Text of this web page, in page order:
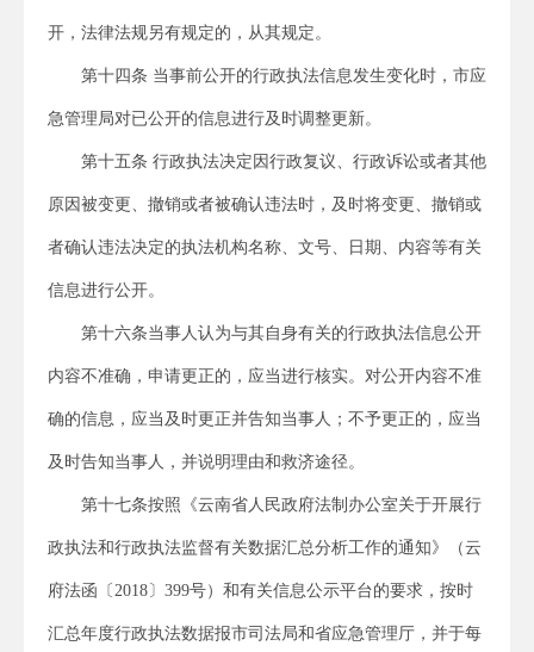
开，法律法规另有规定的，从其规定。
第十四条 当事前公开的行政执法信息发生变化时，市应
急管理局对已公开的信息进行及时调整更新。
第十五条 行政执法决定因行政复议、行政诉讼或者其他
原因被变更、撤销或者被确认违法时，及时将变更、撤销或
者确认违法决定的执法机构名称、文号、日期、内容等有关
信息进行公开。
第十六条当事人认为与其自身有关的行政执法信息公开
内容不准确，申请更正的，应当进行核实。对公开内容不准
确的信息，应当及时更正并告知当事人；不予更正的，应当
及时告知当事人，并说明理由和救济途径。
第十七条按照《云南省人民政府法制办公室关于开展行
政执法和行政执法监督有关数据汇总分析工作的通知》（云
府法函〔2018〕399号）和有关信息公示平台的要求，按时
汇总年度行政执法数据报市司法局和省应急管理厅，并于每